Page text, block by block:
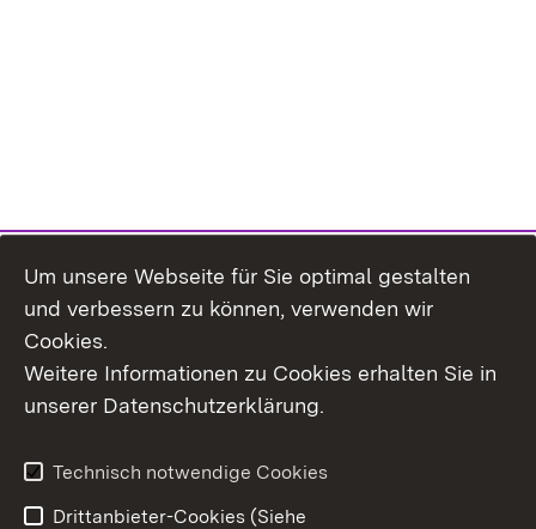
Erklärung zur
Benutzungshinweise
Um unsere Webseite für Sie optimal gestalten
und verbessern zu können, verwenden wir
Cookies.
Weitere Informationen zu Cookies erhalten Sie in
unserer Datenschutzerklärung.
Technisch notwendige Cookies
Drittanbieter-Cookies (Siehe